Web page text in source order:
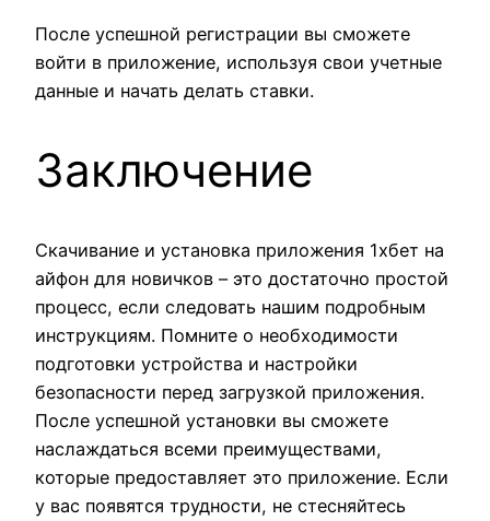
После успешной регистрации вы сможете
войти в приложение, используя свои учетные
данные и начать делать ставки.
Заключение
Скачивание и установка приложения 1хбет на
айфон для новичков – это достаточно простой
процесс, если следовать нашим подробным
инструкциям. Помните о необходимости
подготовки устройства и настройки
безопасности перед загрузкой приложения.
После успешной установки вы сможете
наслаждаться всеми преимуществами,
которые предоставляет это приложение. Если
у вас появятся трудности, не стесняйтесь